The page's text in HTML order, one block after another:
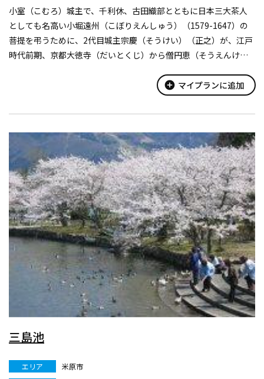
小室（こむろ）城主で、千利休、古田織部とともに日本三大茶人
としても名高い小堀遠州（こぼりえんしゅう）（1579-1647）の
菩提を弔うために、2代目城主宗慶（そうけい）（正之）が、江戸
時代前期、京都大徳寺（だいとくじ）から僧円恵（そうえんけ
add_circle マイプランに追加
三島池
エリア
米原市